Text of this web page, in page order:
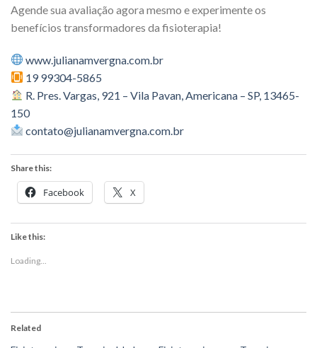
Agende sua avaliação agora mesmo e experimente os
benefícios transformadores da fisioterapia!
www.julianamvergna.com.br
19 99304-5865
R. Pres. Vargas, 921 – Vila Pavan, Americana – SP, 13465-
150
contato@julianamvergna.com.br
Share this:
Facebook X
Like this:
Loading...
Related